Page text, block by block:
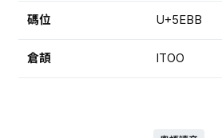
碼位 U+5EBB
倉頡 ITOO